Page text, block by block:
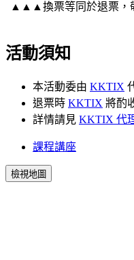
▲▲▲換票等同於退票，
活動須知
本活動委由 KKTIX
退票時 KKTIX 將酌
詳情請見 KKTIX 代
課程講座
檢視地圖